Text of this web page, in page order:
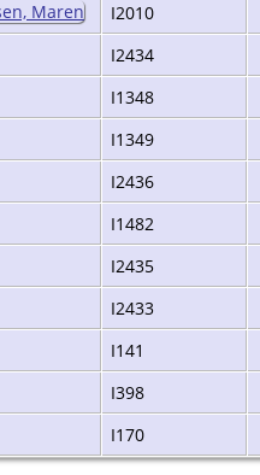
I2010
I2434
I1348
I1349
I2436
I1482
I2435
I2433
I141
I398
I170